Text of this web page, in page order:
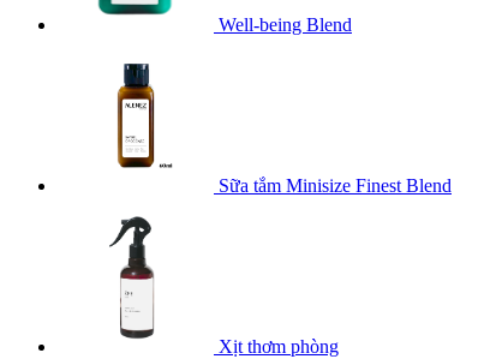
Well-being Blend
Sữa tắm Minisize Finest Blend
Xịt thơm phòng